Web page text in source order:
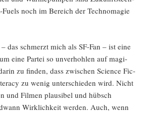
noch im Bereich der Tech­no­ma­gie
das schmerzt mich als SF-Fan – ist eine
eine Par­tei so unver­hoh­len auf magi­
zu fin­den, dass zwi­schen Sci­ence Fic­
zu wenig unter­schie­den wird. Nicht
und Fil­men plau­si­bel und hübsch
Wirk­lich­keit wer­den. Auch, wenn